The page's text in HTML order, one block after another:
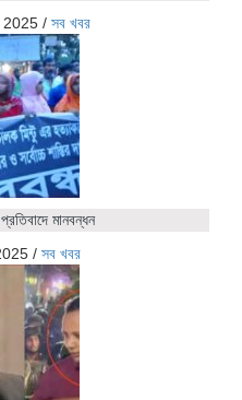
2025 / সব খবর
মানবন্ধন
/ সব খবর